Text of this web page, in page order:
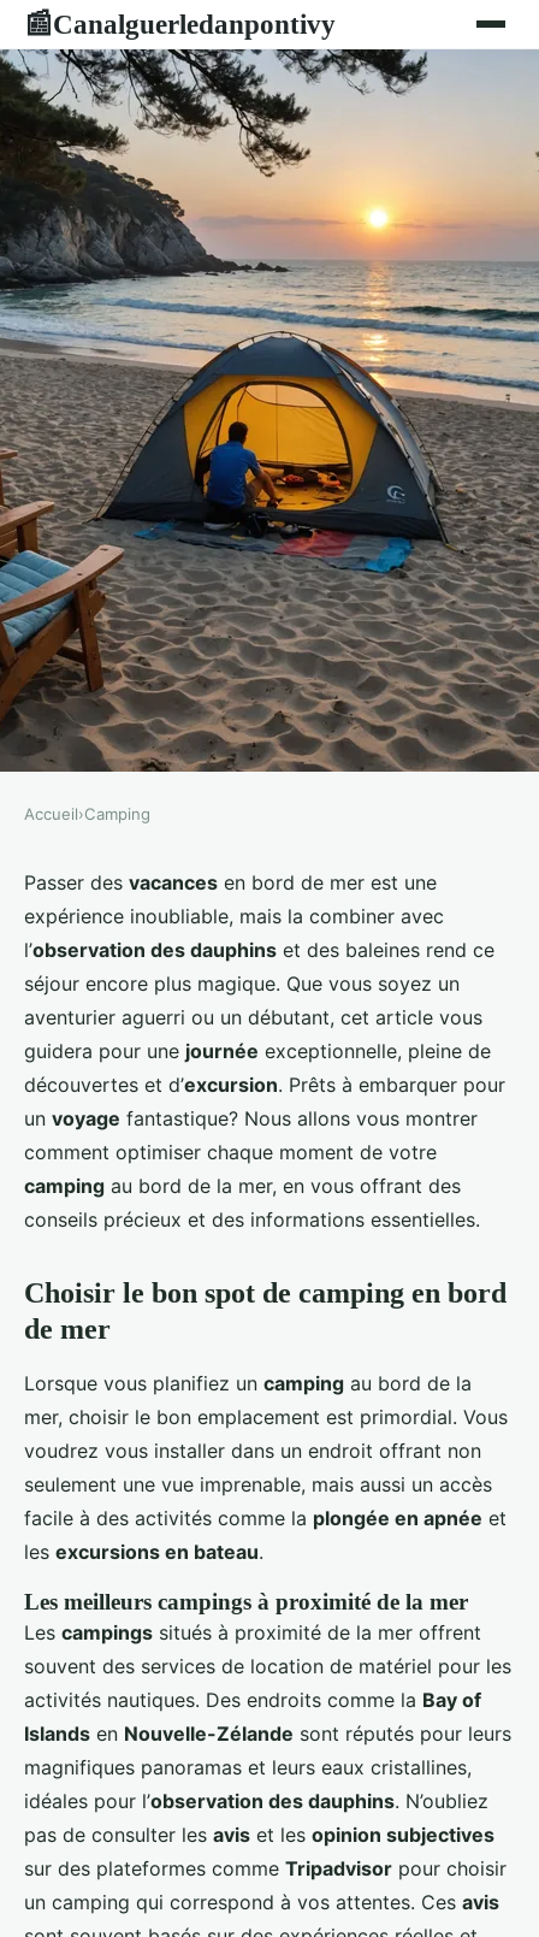
📰Canalguerledanpontivy
CAMPING
Quelles sont les meilleures
pratiques pour camper en bord
de mer avec observation des
dauphins?
Nina•2 octobre 2024•5 min de lecture
Accueil›Camping
Passer des vacances en bord de mer est une
expérience inoubliable, mais la combiner avec
l’observation des dauphins et des baleines rend ce
séjour encore plus magique. Que vous soyez un
aventurier aguerri ou un débutant, cet article vous
guidera pour une journée exceptionnelle, pleine de
découvertes et d’excursion. Prêts à embarquer pour
un voyage fantastique? Nous allons vous montrer
comment optimiser chaque moment de votre
camping au bord de la mer, en vous offrant des
conseils précieux et des informations essentielles.
Choisir le bon spot de camping en bord
de mer
Lorsque vous planifiez un camping au bord de la
mer, choisir le bon emplacement est primordial. Vous
voudrez vous installer dans un endroit offrant non
seulement une vue imprenable, mais aussi un accès
facile à des activités comme la plongée en apnée et
les excursions en bateau.
Les meilleurs campings à proximité de la mer
Les campings situés à proximité de la mer offrent
souvent des services de location de matériel pour les
activités nautiques. Des endroits comme la Bay of
Islands en Nouvelle-Zélande sont réputés pour leurs
magnifiques panoramas et leurs eaux cristallines,
idéales pour l’observation des dauphins. N’oubliez
pas de consulter les avis et les opinion subjectives
sur des plateformes comme Tripadvisor pour choisir
un camping qui correspond à vos attentes. Ces avis